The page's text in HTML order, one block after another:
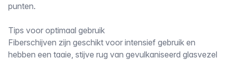
punten.
Tips voor optimaal gebruik
Fiberschijven zijn geschikt voor intensief gebruik en
hebben een taaie, stijve rug van gevulkaniseerd glasvezel